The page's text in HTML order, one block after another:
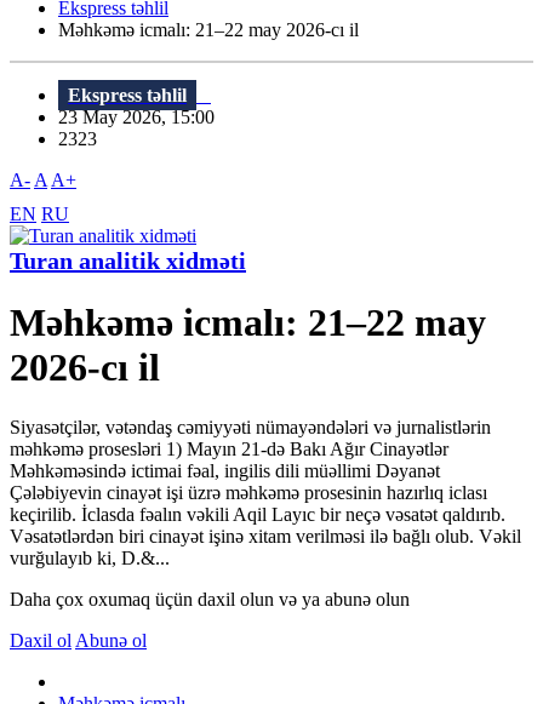
Ekspress təhlil
Məhkəmə icmalı: 21–22 may 2026-cı il
Ekspress təhlil
23 May 2026, 15:00
2323
A- A A+
EN RU
Turan analitik xidməti
Məhkəmə icmalı: 21–22 may
2026-cı il
Siyasətçilər, vətəndaş cəmiyyəti nümayəndələri və jurnalistlərin
məhkəmə prosesləri 1) Mayın 21-də Bakı Ağır Cinayətlər
Məhkəməsində ictimai fəal, ingilis dili müəllimi Dəyanət
Çələbiyevin cinayət işi üzrə məhkəmə prosesinin hazırlıq iclası
keçirilib. İclasda fəalın vəkili Aqil Layıc bir neçə vəsatət qaldırıb.
Vəsatətlərdən biri cinayət işinə xitam verilməsi ilə bağlı olub. Vəkil
vurğulayıb ki, D.&...
Daha çox oxumaq üçün daxil olun və ya abunə olun
Daxil ol Abunə ol